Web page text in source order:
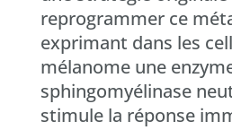
reprogrammer ce
exprimant dans les
mélanome une
sphingomyélinase
stimule la réponse